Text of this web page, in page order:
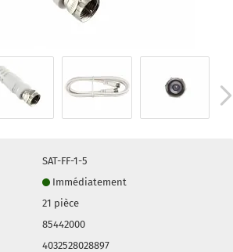
SAT-FF-1-5
Immédiatement
21 pièce
85442000
4032528028897